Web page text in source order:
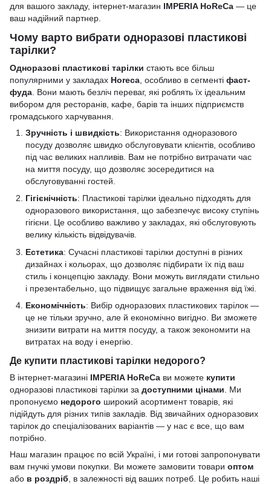
для вашого закладу, інтернет-магазин IMPERIA HoReCa — це
ваш надійний партнер.
Чому варто вибрати одноразові пластикові
тарілки?
Одноразові пластикові тарілки стають все більш
популярними у закладах Horeca , особливо в сегменті фаст-
фуда . Вони мають безліч переваг, які роблять їх ідеальним
вибором для ресторанів, кафе, барів та інших підприємств
громадського харчування.
Зручність і швидкість: Використання одноразового
посуду дозволяє швидко обслуговувати клієнтів, особливо
під час великих напливів. Вам не потрібно витрачати час
на миття посуду, що дозволяє зосередитися на
обслуговуванні гостей.
Гігієнічність: Пластикові тарілки ідеально підходять для
одноразового використання, що забезпечує високу ступінь
гігієни. Це особливо важливо у закладах, які обслуговують
велику кількість відвідувачів.
Естетика: Сучасні пластикові тарілки доступні в різних
дизайнах і кольорах, що дозволяє підбирати їх під ваш
стиль і концепцію закладу. Вони можуть виглядати стильно
і презентабельно, що підвищує загальне враження від їжі.
Економічність: Вибір одноразових пластикових тарілок —
це не тільки зручно, але й економічно вигідно. Ви зможете
знизити витрати на миття посуду, а також зекономити на
витратах на воду і енергію.
Де купити пластикові тарілки недорого?
В інтернет-магазині IMPERIA HoReCa ви можете купити
одноразові пластикові тарілки за доступними цінами . Ми
пропонуємо недорого широкий асортимент товарів, які
підійдуть для різних типів закладів. Від звичайних одноразових
тарілок до спеціалізованих варіантів — у нас є все, що вам
потрібно.
Наш магазин працює по всій Україні, і ми готові запропонувати
вам гнучкі умови покупки. Ви можете замовити товари оптом
або в роздріб , в залежності від ваших потреб. Це робить наші